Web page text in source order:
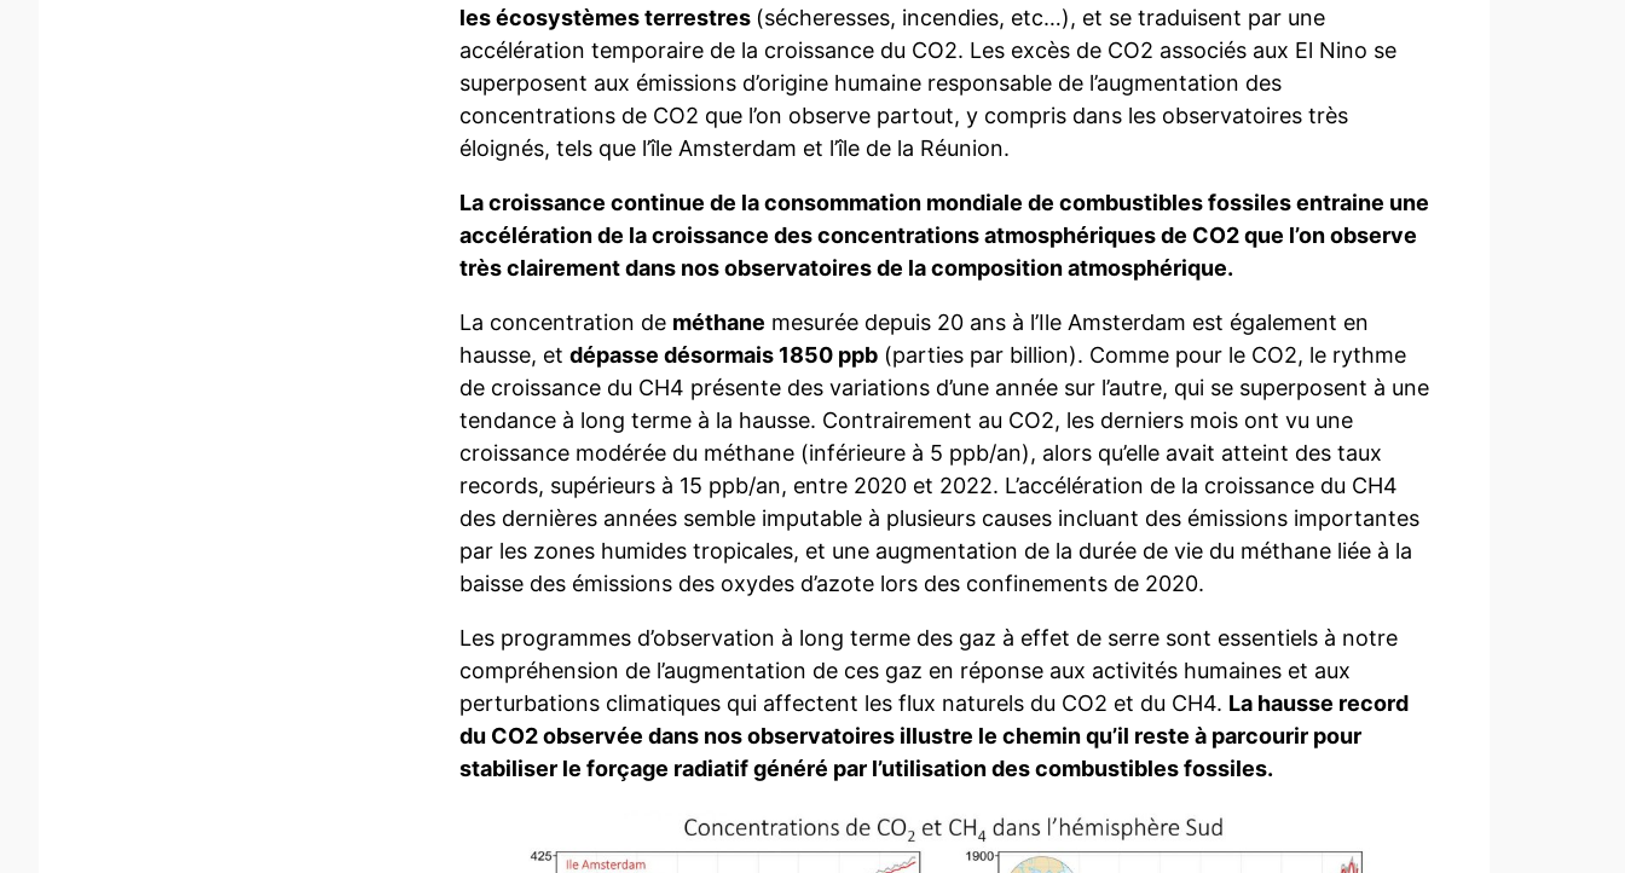
les écosystèmes terrestres (sécheresses, incendies, etc…), et se traduisent par une
accélération temporaire de la croissance du CO2. Les excès de CO2 associés aux El Nino se
superposent aux émissions d’origine humaine responsable de l’augmentation des
concentrations de CO2 que l’on observe partout, y compris dans les observatoires très
éloignés, tels que l’île Amsterdam et l’île de la Réunion.
La croissance continue de la consommation mondiale de combustibles fossiles entraine une
accélération de la croissance des concentrations atmosphériques de CO2 que l’on observe
très clairement dans nos observatoires de la composition atmosphérique.
La concentration de méthane mesurée depuis 20 ans à l’Ile Amsterdam est également en
hausse, et dépasse désormais 1850 ppb (parties par billion). Comme pour le CO2, le rythme
de croissance du CH4 présente des variations d’une année sur l’autre, qui se superposent à une
tendance à long terme à la hausse. Contrairement au CO2, les derniers mois ont vu une
croissance modérée du méthane (inférieure à 5 ppb/an), alors qu’elle avait atteint des taux
records, supérieurs à 15 ppb/an, entre 2020 et 2022. L’accélération de la croissance du CH4
des dernières années semble imputable à plusieurs causes incluant des émissions importantes
par les zones humides tropicales, et une augmentation de la durée de vie du méthane liée à la
baisse des émissions des oxydes d’azote lors des confinements de 2020.
Les programmes d’observation à long terme des gaz à effet de serre sont essentiels à notre
compréhension de l’augmentation de ces gaz en réponse aux activités humaines et aux
perturbations climatiques qui affectent les flux naturels du CO2 et du CH4. La hausse record
du CO2 observée dans nos observatoires illustre le chemin qu’il reste à parcourir pour
stabiliser le forçage radiatif généré par l’utilisation des combustibles fossiles.